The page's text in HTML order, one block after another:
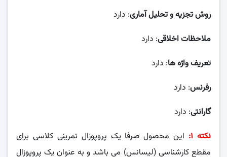
روش تجزیه و تحلیل آماری: دارد
ملاحظات اخلاقی: دارد
تعریف واژه ها: دارد
رفرنس: دارد
گارانتی: دارد
نکته ۱:
این محصول صرفا یک پروپوزال تمرینی کلاسی برای
مقطع کارشناسی (لیسانس) می باشد و به عنوان یک پروپوزال